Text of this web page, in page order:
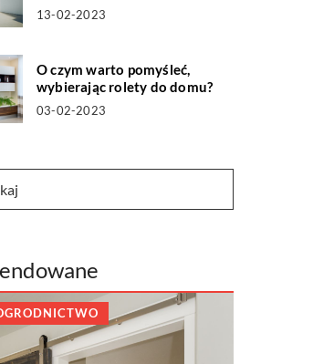
13-02-2023
O czym warto pomyśleć,
wybierając rolety do domu?
03-02-2023